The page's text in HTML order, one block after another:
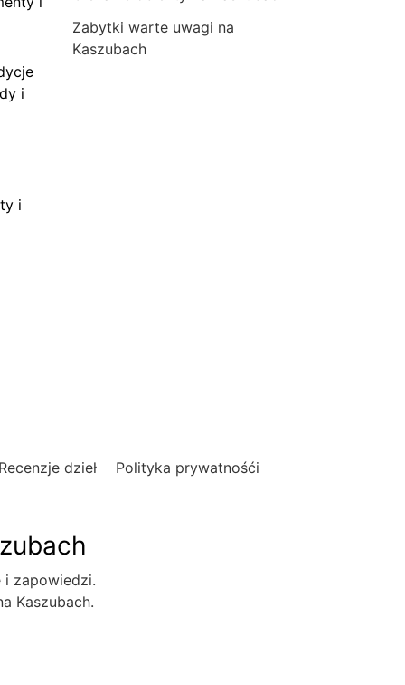
i
i
Zabytki warte uwagi na
Kaszubach
dzieł Polityka prywatnośći
i zapowiedzi.
Kaszubach.